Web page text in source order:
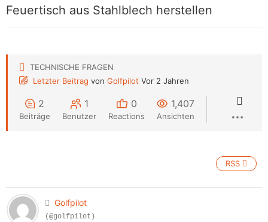
Feuertisch aus Stahlblech herstellen
TECHNISCHE FRAGEN
Letzter Beitrag von Golfpilot Vor 2 Jahren
2
Beiträge
1
Benutzer
0
Reactions
1,407
Ansichten
RSS
Golfpilot
(@golfpilot)